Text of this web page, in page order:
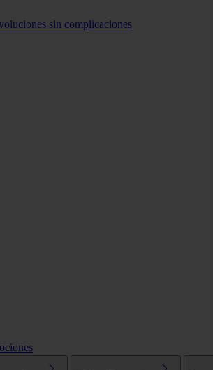
sin complicaciones